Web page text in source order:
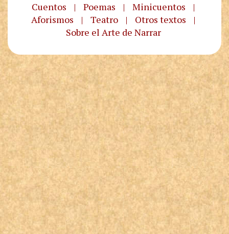
Cuentos | Poemas | Minicuentos
|
Aforismos
| Teatro | Otros textos
|
Sobre el Arte de Narrar